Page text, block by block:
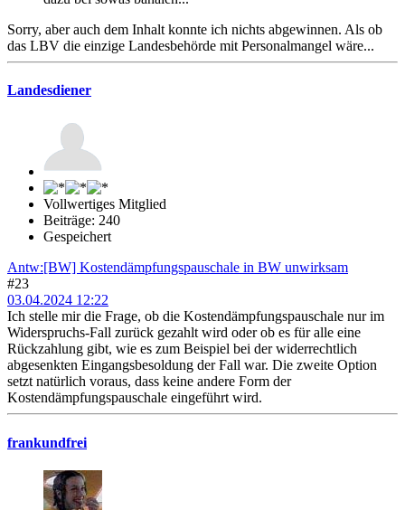
Sorry, aber auch dem Inhalt konnte ich nichts abgewinnen. Als ob
das LBV die einzige Landesbehörde mit Personalmangel wäre...
Landesdiener
Vollwertiges Mitglied
Beiträge: 240
Gespeichert
Antw:[BW] Kostendämpfungspauschale in BW unwirksam
#23
03.04.2024 12:22
Ich stelle mir die Frage, ob die Kostendämpfungspauschale nur im
Widerspruchs-Fall zurück gezahlt wird oder ob es für alle eine
Rückzahlung gibt, wie es zum Beispiel bei der widerrechtlich
abgesenkten Eingangsbesoldung der Fall war. Die zweite Option
setzt natürlich voraus, dass keine andere Form der
Kostendämpfungspauschale eingeführt wird.
frankundfrei